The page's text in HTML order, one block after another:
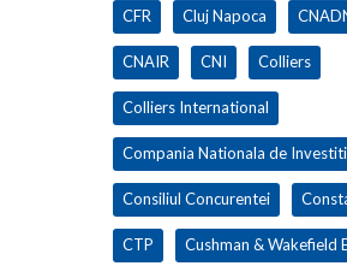
CFR Cluj Napoca
CNAIR CNI Colliers
Colliers International
Compania Nationala de
Consiliul Concurentei
CTP Cushman & Wakefield